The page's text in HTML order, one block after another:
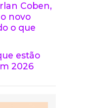
Coben,
o novo
o que
estão
2026